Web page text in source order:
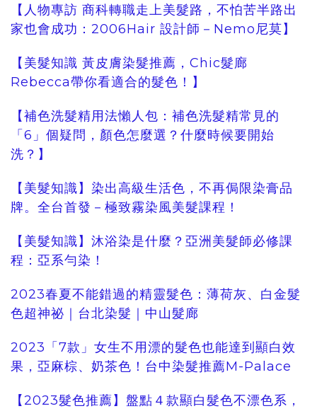
【人物專訪 商科轉職走上美髮路，不怕苦半路出
家也會成功：2006Hair 設計師－Nemo尼莫】
【美髮知識 黃皮膚染髮推薦，Chic髮廊
Rebecca帶你看適合的髮色！ 】
【補色洗髮精用法懶人包：補色洗髮精常見的
「6」個疑問，顏色怎麼選？什麼時候要開始
洗？】
【美髮知識】染出高級生活色，不再侷限染膏品
牌。全台首發－極致霧染風美髮課程！
【美髮知識】沐浴染是什麼？亞洲美髮師必修課
程：亞系勻染！
2023春夏不能錯過的精靈髮色：薄荷灰、白金髮
色超神祕｜台北染髮｜中山髮廊
2023「7款」女生不用漂的髮色也能達到顯白效
果，亞麻棕、奶茶色！台中染髮推薦M-Palace
【2023髮色推薦】盤點４款顯白髮色不漂色系，